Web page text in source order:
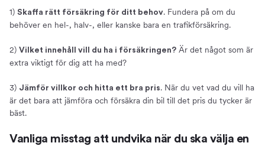
1) Skaffa rätt försäkring för ditt behov. Fundera på om du
behöver en hel-, halv-, eller kanske bara en trafikförsäkring.
2) Vilket innehåll vill du ha i försäkringen? Är det något som är
extra viktigt för dig att ha med?
3) Jämför villkor och hitta ett bra pris. När du vet vad du vill ha
är det bara att jämföra och försäkra din bil till det pris du tycker är
bäst.
Vanliga misstag att undvika när du ska välja en